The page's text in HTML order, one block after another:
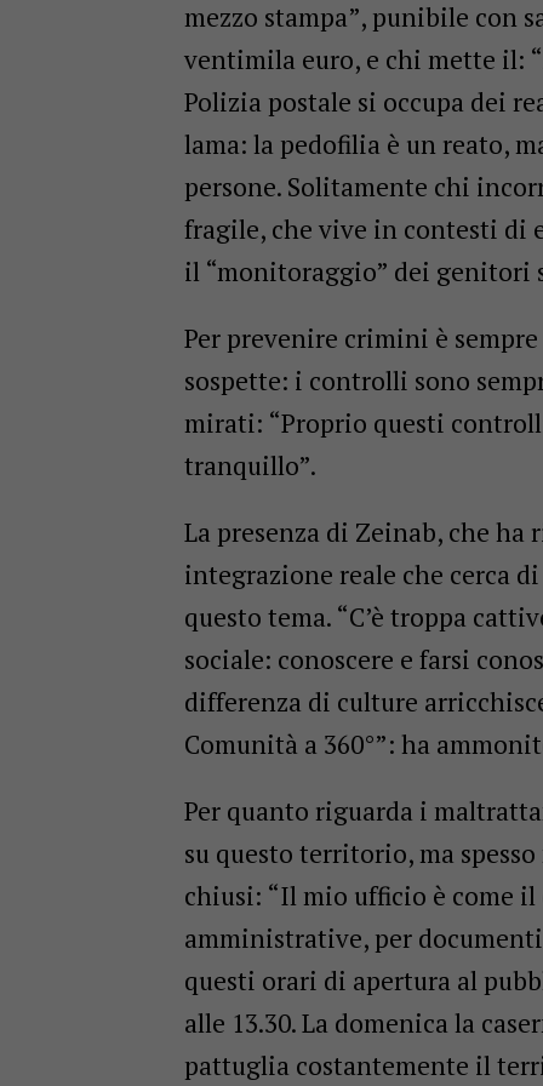
mezzo stampa”, punibile con
ventimila euro, e chi mette il:
Polizia postale si occupa dei
lama: la pedofilia è un reato,
persone. Solitamente chi
fragile, che vive in contesti di
il “monitoraggio” dei
Per prevenire crimini è
sospette: i controlli sono
mirati: “Proprio questi
tranquillo”.
La presenza di Zeinab, che
integrazione reale che cerca
questo tema. “C’è troppa
sociale: conoscere e farsi
differenza di culture
Comunità a 360°”: ha
Per quanto riguarda i
su questo territorio, ma
chiusi: “Il mio ufficio è come
amministrative, per
questi orari di apertura al
alle 13.30. La domenica la
pattuglia costantemente il